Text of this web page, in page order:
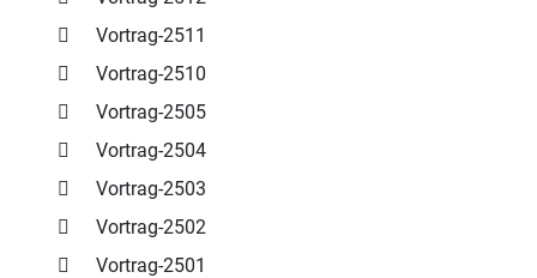
Vortrag-2511
Vortrag-2510
Vortrag-2505
Vortrag-2504
Vortrag-2503
Vortrag-2502
Vortrag-2501